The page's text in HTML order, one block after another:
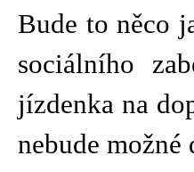
Bude to něco
sociálního
jízdenka na
nebude možné